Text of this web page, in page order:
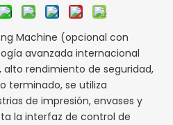
Machine (opcional con
avanzada internacional
rendimiento de seguridad,
terminado, se utiliza
de impresión, envases y
la interfaz de control de